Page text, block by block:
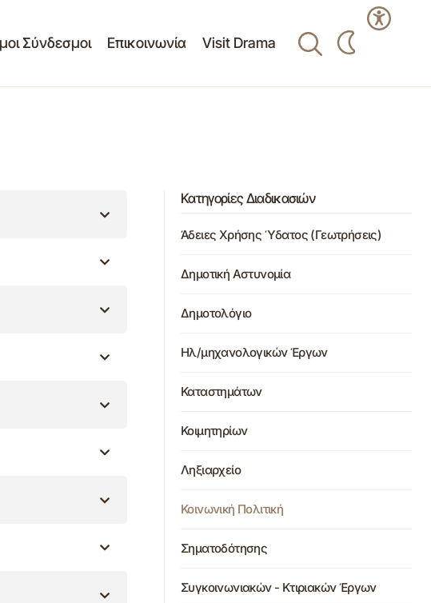
Σύνδεσμοι Επικοινωνία Visit Drama
Κατηγορίες Διαδικασιών
Άδειες Χρήσης Ύδατος (Γεωτρήσεις)
Δημοτική Αστυνομία
Δημοτολόγιο
Ηλ/μηχανολογικών Έργων
Καταστημάτων
Κοιμητηρίων
Ληξιαρχείο
Κοινωνική Πολιτική
Σηματοδότησης
Συγκοινωνιακών - Κτιριακών Έργων